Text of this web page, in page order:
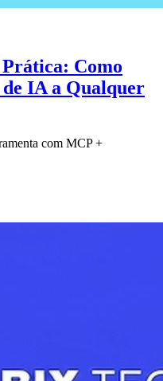
Como
de IA a Qualquer
com MCP +